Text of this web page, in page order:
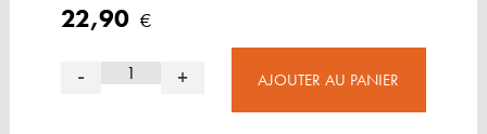
22,90 €
- + AJOUTER AU PANIER